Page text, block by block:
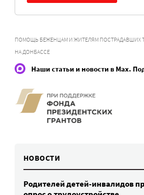
ПОМОЩЬ БЕЖЕНЦАМ И ЖИТЕЛЯМ ПОСТРАДАВШИХ
НА ДОНБАССЕ
Наши статьи и новости в Max.
НОВОСТИ
Родителей детей-инвалидов